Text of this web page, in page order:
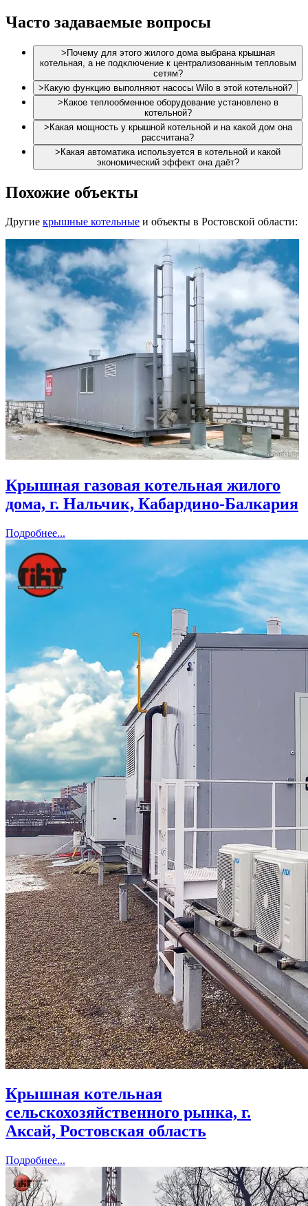
Часто задаваемые вопросы
> Почему для этого жилого дома выбрана крышная
котельная, а не подключение к централизованным тепловым
сетям?
> Какую функцию выполняют насосы Wilo в этой котельной?
> Какое теплообменное оборудование установлено в
котельной?
> Какая мощность у крышной котельной и на какой дом она
рассчитана?
> Какая автоматика используется в котельной и какой
экономический эффект она даёт?
Похожие объекты
Другие крышные котельные и объекты в Ростовской области:
Крышная газовая котельная жилого
дома, г. Нальчик, Кабардино-Балкария
Подробнее...
Крышная котельная
сельскохозяйственного рынка, г.
Аксай, Ростовская область
Подробнее...